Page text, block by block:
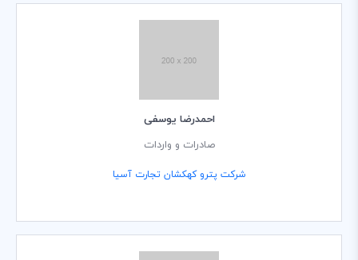
احمدرضا یوسفی
صادرات و واردات
شرکت پترو کهکشان تجارت آسیا